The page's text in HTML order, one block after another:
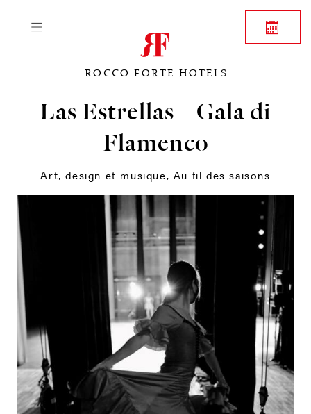
ROCCO FORTE HOTELS
Las Estrellas – Gala di
Flamenco
Art, design et musique, Au fil des saisons